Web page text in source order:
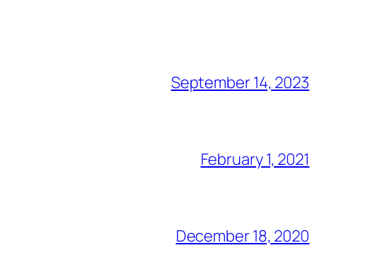
September 14, 2023
February 1, 2021
December 18, 2020